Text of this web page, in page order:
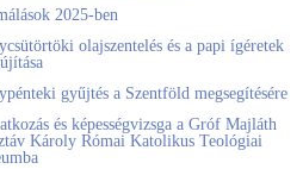
2025-ben
olajszentelés és a papi ígéretek
gyűjtés a Szentföld megsegítésére
és képességvizsga a Gróf Majláth
Károly Római Katolikus Teológiai